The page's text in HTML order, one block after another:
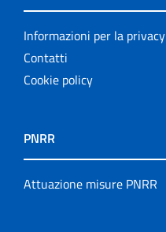
Informazioni per la privacy
Contatti
Cookie policy
PNRR
Attuazione misure PNRR